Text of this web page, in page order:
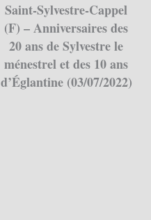
Saint-Sylvestre-Cappel
(F) – Anniversaires des
20 ans de Sylvestre le
ménestrel et des 10 ans
d’Églantine (03/07/2022)